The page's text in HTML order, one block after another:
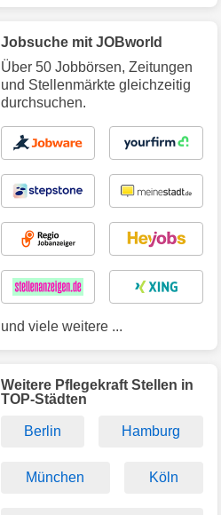
Jobsuche mit JOBworld
Über 50 Jobbörsen, Zeitungen
und Stellenmärkte gleichzeitig
durchsuchen.
und viele weitere ...
Weitere Pflegekraft Stellen in
TOP-Städten
Berlin Hamburg
München Köln